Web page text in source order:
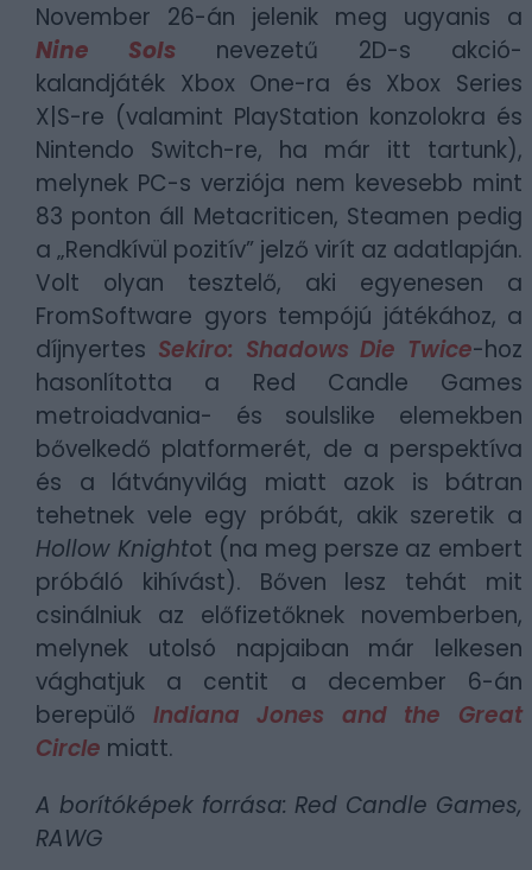
November 26-án jelenik meg ugyanis a
Nine Sols nevezetű 2D-s akció-
kalandjáték Xbox One-ra és Xbox Series
X|S-re (valamint PlayStation konzolokra és
Nintendo Switch-re, ha már itt tartunk),
melynek PC-s verziója nem kevesebb mint
83 ponton áll Metacriticen, Steamen pedig
a „Rendkívül pozitív” jelző virít az adatlapján.
Volt olyan tesztelő, aki egyenesen a
FromSoftware gyors tempójú játékához, a
díjnyertes Sekiro: Shadows Die Twice-hoz
hasonlította a Red Candle Games
metroiadvania- és soulslike elemekben
bővelkedő platformerét, de a perspektíva
és a látványvilág miatt azok is bátran
tehetnek vele egy próbát, akik szeretik a
Hollow Knightot (na meg persze az embert
próbáló kihívást). Bőven lesz tehát mit
csinálniuk az előfizetőknek novemberben,
melynek utolsó napjaiban már lelkesen
vághatjuk a centit a december 6-án
berepülő Indiana Jones and the Great
Circle miatt.
A borítóképek forrása: Red Candle Games,
RAWG